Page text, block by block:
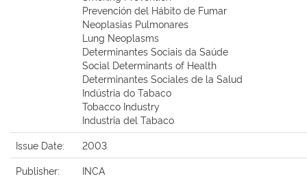
Prevención del Hábito de Fumar
Neoplasias Pulmonares
Lung Neoplasms
Determinantes Sociais da Saúde
Social Determinants of Health
Determinantes Sociales de la Salud
Indústria do Tabaco
Tobacco Industry
Industria del Tabaco
Issue Date:
2003
Publisher:
INCA